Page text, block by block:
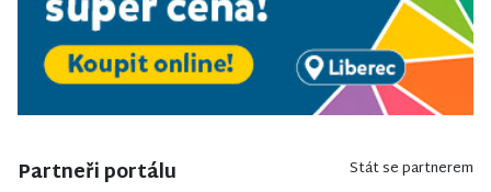
Partneři portálu Stát se partnerem